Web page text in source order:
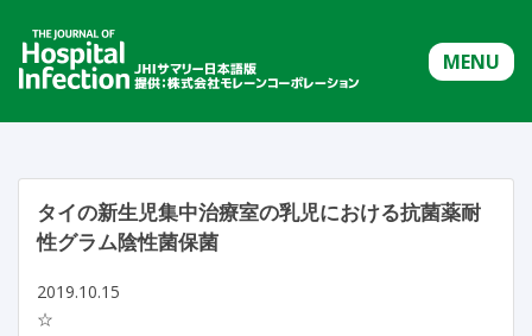
MENU
タイの新生児集中治療室の乳児における抗菌薬耐
性グラム陰性菌保菌
2019.10.15
☆